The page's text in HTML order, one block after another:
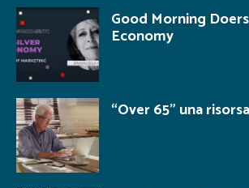
Good Morning
Economy
“Over 65” una